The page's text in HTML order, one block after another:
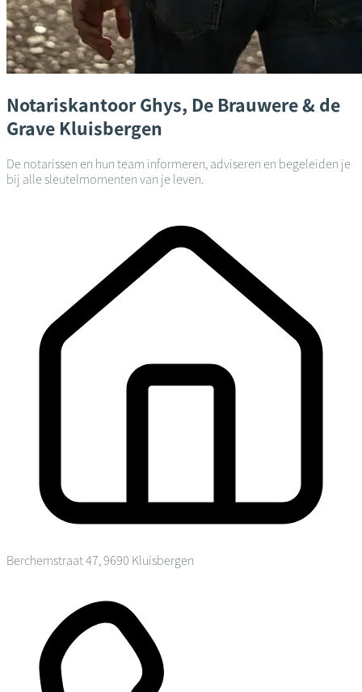
NotariskantoorGhys, De Brauwere & de
Grave Kluisbergen
De notarissen en hun team informeren, adviseren en begeleiden je
bij alle sleutelmomenten van je leven.
Berchemstraat 47, 9690 Kluisbergen